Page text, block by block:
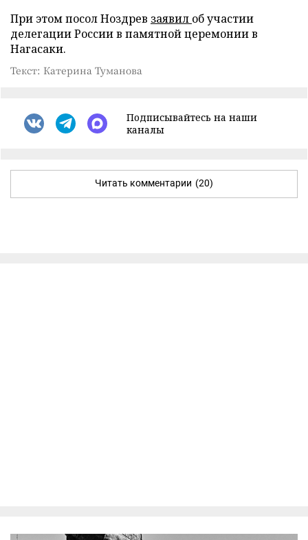
При этом посол Ноздрев заявил об участии
делегации России в памятной церемонии в
Нагасаки.
Текст: Катерина Туманова
Подписывайтесь на наши
каналы
Читать комментарии (20)